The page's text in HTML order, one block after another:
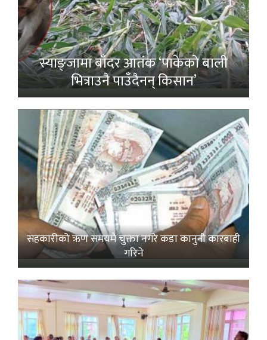
स्याङ्जामा बाँदर आतंक ‘पाकेको बाली
भित्राउनै पाउँदैनन् किसान’
सहकारीको ऋण समयमै चुक्ता नगरे कडा कानुनी कारबाही
गरिने